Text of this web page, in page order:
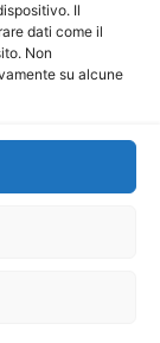
Il
dati come il
Non
su alcune
a r.l. è
al